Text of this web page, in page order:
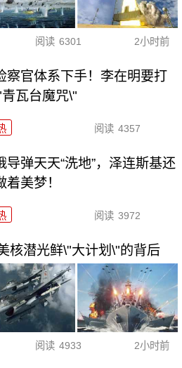
阅读 6301 2小时前
察官体系下手！李在明要打
瓦台魔咒\"
阅读 4357
导弹天天“洗地”，泽连斯基还
着美梦！
阅读 3972
核潜光鲜\"大计划\"的背后
阅读 4933 2小时前